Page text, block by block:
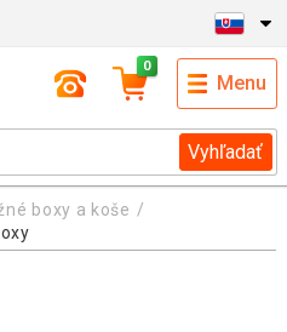
Vyhľadať
0
Menu
boxy a koše